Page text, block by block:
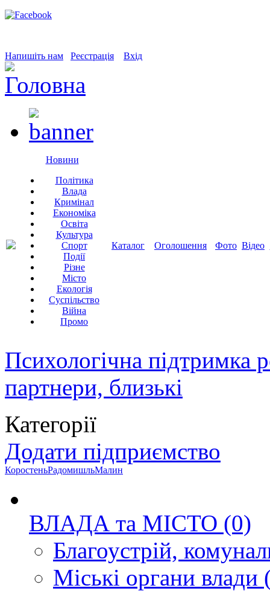
Напишіть нам Реєстрація Вхід
Новини
Політика
Влада
Кримінал
Економіка
Освіта
Культура
Спорт
Події
Різне
Місто
Екологія
Суспільство
Війна
Промо
Каталог Оголошення Фото Відео
Психологічна підтримка
партнери, близькі
Категорії
Додати підприємство
КоростеньРадомишльМалин
ВЛАДА та МІСТО (0)
Благоустрій,
Міські органи влади